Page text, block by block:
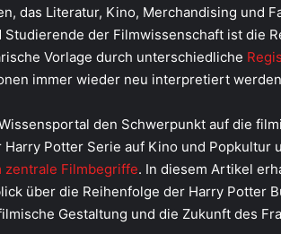
das Literatur, Kino, Merchandising und
der Filmwissenschaft ist die
Vorlage durch unterschiedliche
immer wieder neu interpretiert
den Schwerpunkt auf die
Harry Potter Serie auf Kino und Popkultur
zentrale Filmbegriffe. In diesem Artikel
über die Reihenfolge der Harry Potter
Gestaltung und die Zukunft des